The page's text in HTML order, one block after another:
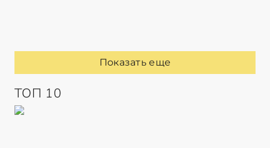
Показать еще
ТОП 10